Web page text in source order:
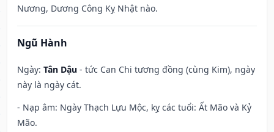
Nương, Dương Công Kỵ Nhật nào.
Ngũ Hành
Ngày: Tân Dậu - tức Can Chi tương đồng (cùng Kim), ngày
này là ngày cát.
- Nạp âm: Ngày Thạch Lựu Mộc, kỵ các tuổi: Ất Mão và Kỷ
Mão.